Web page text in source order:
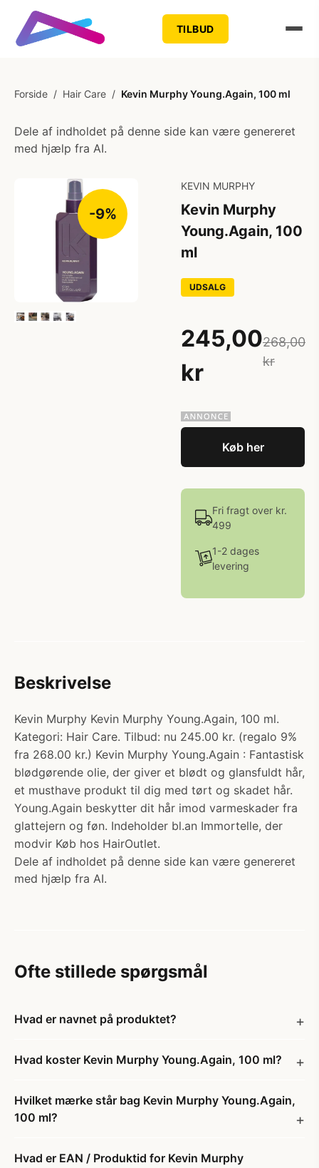
TILBUD
Forside / Hair Care / Kevin Murphy Young.Again, 100 ml
Dele af indholdet på denne side kan være genereret
med hjælp fra AI.
-9%
KEVIN MURPHY
Kevin Murphy
Young.Again, 100
ml
UDSALG
245,00
kr
268,00
kr
Køb her
Fri fragt over kr.
499
1-2 dages
levering
Beskrivelse
Kevin Murphy Kevin Murphy Young.Again, 100 ml.
Kategori: Hair Care. Tilbud: nu 245.00 kr. (regalo 9%
fra 268.00 kr.) Kevin Murphy Young.Again : Fantastisk
blødgørende olie, der giver et blødt og glansfuldt hår,
et musthave produkt til dig med tørt og skadet hår.
Young.Again beskytter dit hår imod varmeskader fra
glattejern og føn. Indeholder bl.an Immortelle, der
modvir Køb hos HairOutlet.
Dele af indholdet på denne side kan være genereret
med hjælp fra AI.
Ofte stillede spørgsmål
Hvad er navnet på produktet?
Hvad koster Kevin Murphy Young.Again, 100 ml?
Hvilket mærke står bag Kevin Murphy Young.Again,
100 ml?
Hvad er EAN / Produktid for Kevin Murphy